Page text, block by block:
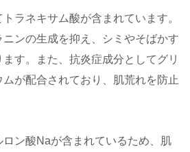
ラネキサム酸が含まれています。
ニンの生成を抑え、シミやそばかす
す。また、抗炎症成分としてグリ
が配合されており、肌荒れを防止
ン酸Naが含まれているため、肌